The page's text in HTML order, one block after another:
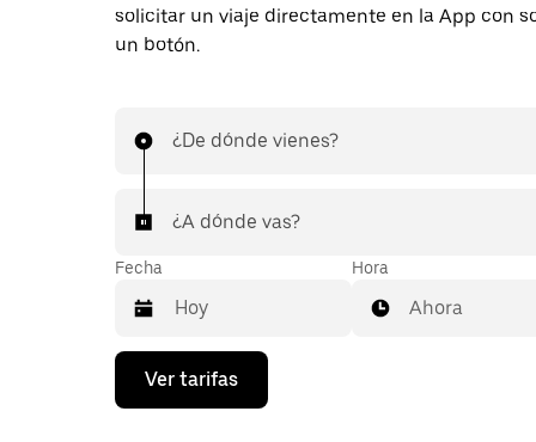
solicitar un viaje directamente en la App con
un botón.
¿De dónde vienes?
¿A dónde vas?
Fecha
Presiona
flecha
Hora
Ahora
Ver tarifas